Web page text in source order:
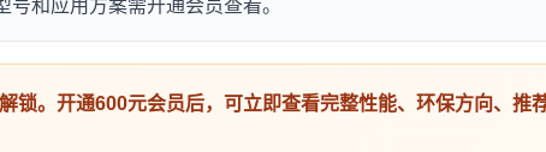
和应用方案需开通会员查看。
锁。开通600元会员后，可立即查看完整性能、环保方向、推